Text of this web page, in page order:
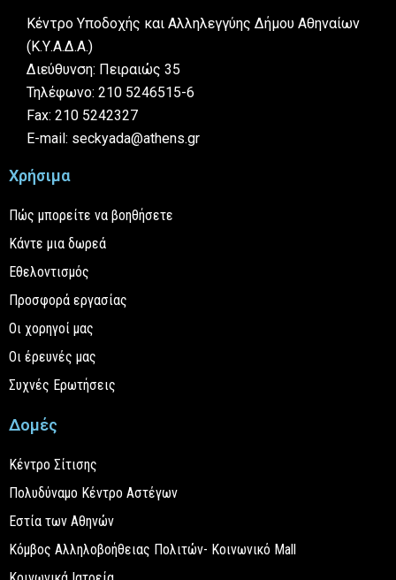
Κέντρο Υποδοχής και Αλληλεγγύης Δήμου Αθηναίων
(Κ.Υ.Α.Δ.Α.)
Διεύθυνση: Πειραιώς 35
Τηλέφωνο: 210 5246515-6
Fax: 210 5242327
E-mail: seckyada@athens.gr
Χρήσιμα
Πώς μπορείτε να βοηθήσετε
Κάντε μια δωρεά
Εθελοντισμός
Προσφορά εργασίας
Οι χορηγοί μας
Οι έρευνές μας
Συχνές Ερωτήσεις
Δομές
Κέντρο Σίτισης
Πολυδύναμο Κέντρο Αστέγων
Εστία των Αθηνών
Κόμβος Αλληλοβοήθειας Πολιτών- Κοινωνικό Mall